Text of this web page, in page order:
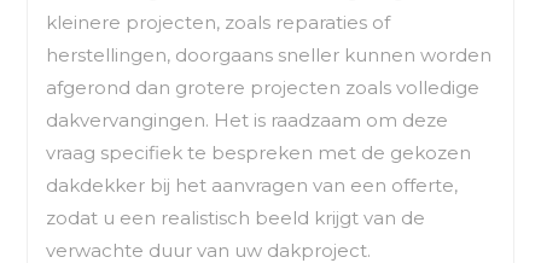
kleinere projecten, zoals reparaties of
herstellingen, doorgaans sneller kunnen worden
afgerond dan grotere projecten zoals volledige
dakvervangingen. Het is raadzaam om deze
vraag specifiek te bespreken met de gekozen
dakdekker bij het aanvragen van een offerte,
zodat u een realistisch beeld krijgt van de
verwachte duur van uw dakproject.